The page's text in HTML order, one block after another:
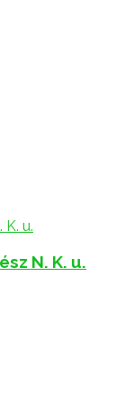
N. K. u.